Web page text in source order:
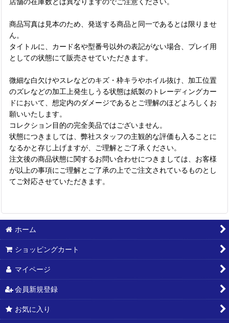
商品写真は見本のため、発送する商品と同一であるとは限りませ
ん。
タイトルに、カード名や型番号以外の表記がない場合、プレイ用
としての状態にて販売させていただきます。
微細な白欠けやスレなどのキズ・枠キラやホイル抜け、加工位置
のズレなどの加工上発生しうる状態は紙製のトレーディングカー
ドにおいて、想定内のダメージであるとご理解のほどよろしくお
願いいたします。
コレクション目的の完全美品ではございません。
状態につきましては、弊社スタッフの主観的な評価も入ることに
なるかと存じ上げますが、ご理解とご了承ください。
注文後の商品状態に関するお問い合わせにつきましては、お客様
が以上の事項にご理解とご了承の上でご注文されているものとし
てご対応させていただきます。
ホーム
ショッピングカート
マイページ
会員新規登録
お気に入り